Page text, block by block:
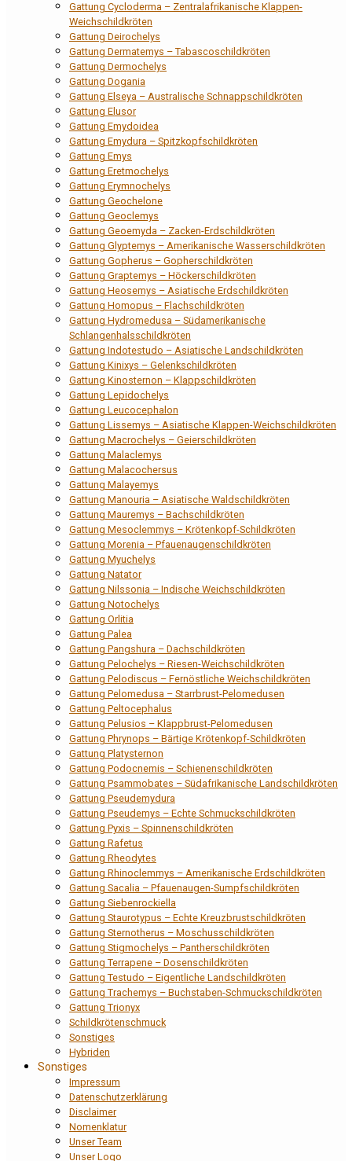
Gattung Cycloderma – Zentralafrikanische Klappen-
Weichschildkröten
Gattung Deirochelys
Gattung Dermatemys – Tabascoschildkröten
Gattung Dermochelys
Gattung Dogania
Gattung Elseya – Australische Schnappschildkröten
Gattung Elusor
Gattung Emydoidea
Gattung Emydura – Spitzkopfschildkröten
Gattung Emys
Gattung Eretmochelys
Gattung Erymnochelys
Gattung Geochelone
Gattung Geoclemys
Gattung Geoemyda – Zacken-Erdschildkröten
Gattung Glyptemys – Amerikanische Wasserschildkröten
Gattung Gopherus – Gopherschildkröten
Gattung Graptemys – Höckerschildkröten
Gattung Heosemys – Asiatische Erdschildkröten
Gattung Homopus – Flachschildkröten
Gattung Hydromedusa – Südamerikanische
Schlangenhalsschildkröten
Gattung Indotestudo – Asiatische Landschildkröten
Gattung Kinixys – Gelenkschildkröten
Gattung Kinosternon – Klappschildkröten
Gattung Lepidochelys
Gattung Leucocephalon
Gattung Lissemys – Asiatische Klappen-Weichschildkröten
Gattung Macrochelys – Geierschildkröten
Gattung Malaclemys
Gattung Malacochersus
Gattung Malayemys
Gattung Manouria – Asiatische Waldschildkröten
Gattung Mauremys – Bachschildkröten
Gattung Mesoclemmys – Krötenkopf-Schildkröten
Gattung Morenia – Pfauenaugenschildkröten
Gattung Myuchelys
Gattung Natator
Gattung Nilssonia – Indische Weichschildkröten
Gattung Notochelys
Gattung Orlitia
Gattung Palea
Gattung Pangshura – Dachschildkröten
Gattung Pelochelys – Riesen-Weichschildkröten
Gattung Pelodiscus – Fernöstliche Weichschildkröten
Gattung Pelomedusa – Starrbrust-Pelomedusen
Gattung Peltocephalus
Gattung Pelusios – Klappbrust-Pelomedusen
Gattung Phrynops – Bärtige Krötenkopf-Schildkröten
Gattung Platysternon
Gattung Podocnemis – Schienenschildkröten
Gattung Psammobates – Südafrikanische Landschildkröten
Gattung Pseudemydura
Gattung Pseudemys – Echte Schmuckschildkröten
Gattung Pyxis – Spinnenschildkröten
Gattung Rafetus
Gattung Rheodytes
Gattung Rhinoclemmys – Amerikanische Erdschildkröten
Gattung Sacalia – Pfauenaugen-Sumpfschildkröten
Gattung Siebenrockiella
Gattung Staurotypus – Echte Kreuzbrustschildkröten
Gattung Sternotherus – Moschusschildkröten
Gattung Stigmochelys – Pantherschildkröten
Gattung Terrapene – Dosenschildkröten
Gattung Testudo – Eigentliche Landschildkröten
Gattung Trachemys – Buchstaben-Schmuckschildkröten
Gattung Trionyx
Schildkrötenschmuck
Sonstiges
Hybriden
Sonstiges
Impressum
Datenschutzerklärung
Disclaimer
Nomenklatur
Unser Team
Unser Logo